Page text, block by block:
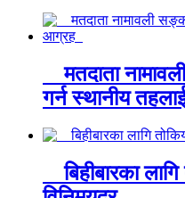
मतदाता
गर्न स्थानीय
बिहीबारका लागि